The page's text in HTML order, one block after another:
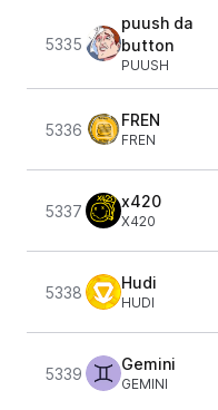
5335
puush da
button
PUUSH
5336
FREN
FREN
5337
x420
X420
5338
Hudi
HUDI
5339
Gemini
GEMINI